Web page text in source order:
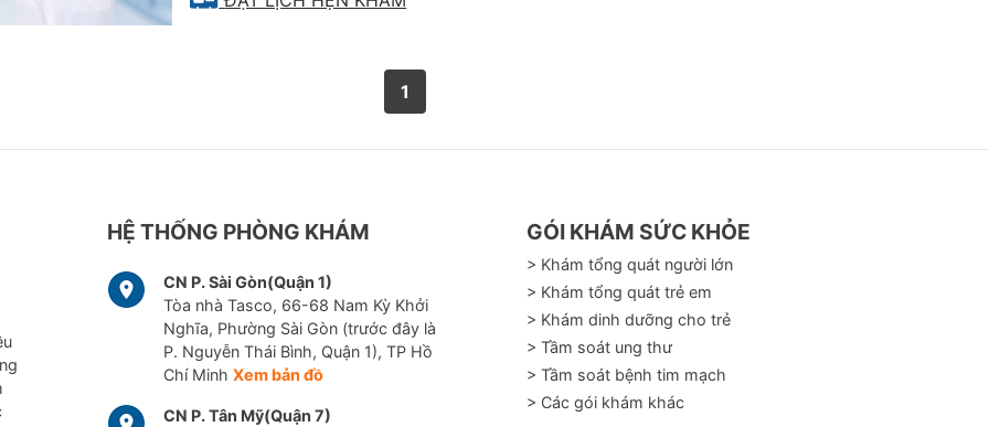
1
HỆ THỐNG PHÒNG KHÁM
CN P. Sài Gòn(Quận 1)
Tòa nhà Tasco, 66-68 Nam Kỳ Khởi
Nghĩa, Phường Sài Gòn (trước đây là
P. Nguyễn Thái Bình, Quận 1), TP Hồ
Chí Minh Xem bản đồ
CN P. Tân Mỹ(Quận 7)
GÓI KHÁM SỨC KHỎE
> Khám tổng quát người lớn
> Khám tổng quát trẻ em
> Khám dinh dưỡng cho trẻ
> Tầm soát ung thư
> Tầm soát bệnh tim mạch
> Các gói khám khác